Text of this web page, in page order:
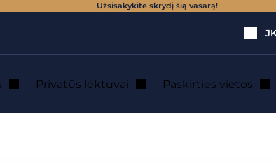
Užsisakykite skrydį šią vasarą!
JK
Privatūs lėktuvai Paskirties vietos